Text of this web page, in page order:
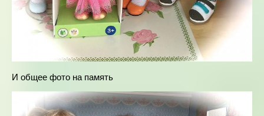
И общее фото на память